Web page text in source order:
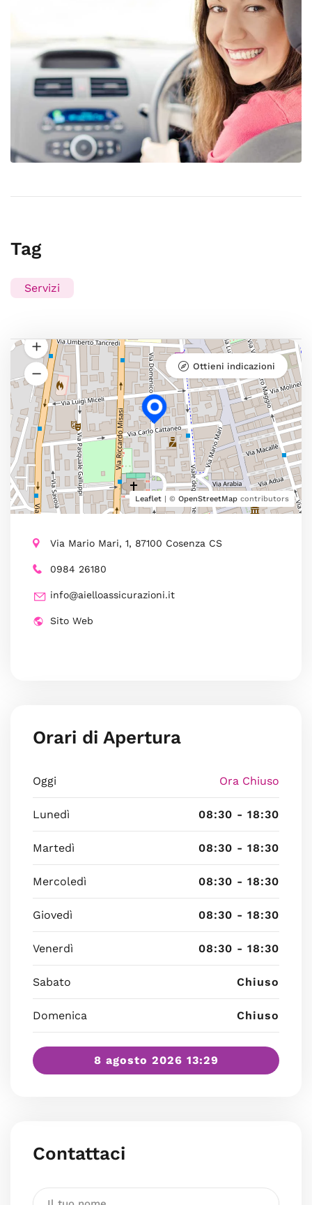
Tag
Servizi
Leaflet | © OpenStreetMap contributors
Ottieni indicazioni
Via Mario Mari, 1, 87100 Cosenza CS
0984 26180
info@aielloassicurazioni.it
Sito Web
Orari di Apertura
Oggi Ora Chiuso
Lunedì 08:30 - 18:30
Martedì 08:30 - 18:30
Mercoledì 08:30 - 18:30
Giovedì 08:30 - 18:30
Venerdì 08:30 - 18:30
Sabato Chiuso
Domenica Chiuso
8 agosto 2026 13:29
Contattaci